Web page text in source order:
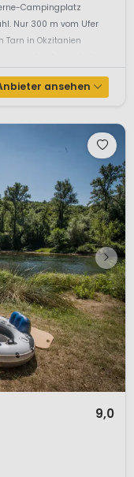
Campingplatz
Nur 300 m vom Ufer
Tarn in Okzitanien
ansehen
9,0